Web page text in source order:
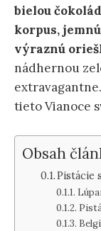
bielou
korpus,
výraznú
nádhernou
tieto Vianoce
Obsah
Pistácie